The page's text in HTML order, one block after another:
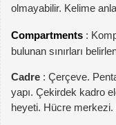
olmayabilir. Kelime
Compartments :
bulunan sınırları
Cadre : Çerçeve.
yapı. Çekirdek kadro
heyeti. Hücre merkezi.